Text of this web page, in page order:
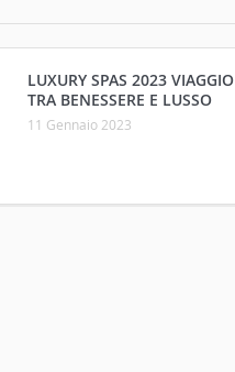
LUXURY SPAS 2023 VIAGGIO
TRA BENESSERE E LUSSO
11 Gennaio 2023